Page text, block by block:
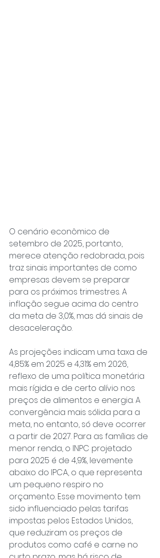
O cenário econômico de
setembro de 2025, portanto,
merece atenção redobrada, pois
traz sinais importantes de como
empresas devem se preparar
para os próximos trimestres. A
inflação segue acima do centro
da meta de 3,0%, mas dá sinais de
desaceleração.
As projeções indicam uma taxa de
4,85% em 2025 e 4,31% em 2026,
reflexo de uma política monetária
mais rígida e de certo alívio nos
preços de alimentos e energia. A
convergência mais sólida para a
meta, no entanto, só deve ocorrer
a partir de 2027. Para as famílias de
menor renda, o INPC projetado
para 2025 é de 4,9%, levemente
abaixo do IPCA, o que representa
um pequeno respiro no
orçamento. Esse movimento tem
sido influenciado pelas tarifas
impostas pelos Estados Unidos,
que reduziram os preços de
produtos como café e carne no